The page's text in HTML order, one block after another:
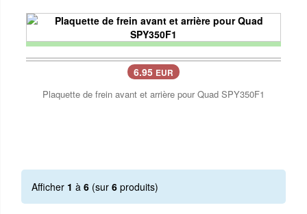
6.95 EUR
Plaquette de frein avant et arrière pour Quad SPY350F1
Afficher 1 à 6 (sur 6 produits)